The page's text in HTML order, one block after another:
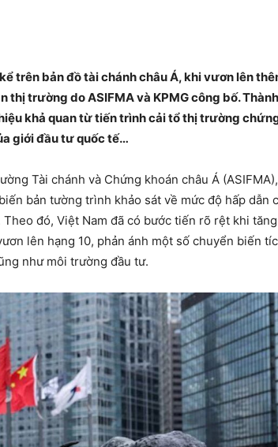
trên bản đồ tài chánh châu Á, khi vươn lên
trường do ASIFMA và KPMG công bố. Thành
khả quan từ tiến trình cải tổ thị trường
giới đầu tư quốc tế…
Tài chánh và Chứng khoán châu Á (ASIFMA),
bản tường trình khảo sát về mức độ hấp dẫn
đó, Việt Nam đã có bước tiến rõ rệt khi
lên hạng 10, phản ánh một số chuyển biến
như môi trường đầu tư.